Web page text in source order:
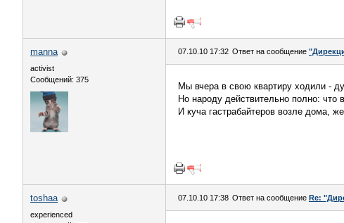
manna
activist
Сообщений: 375
07.10.10 17:32 Ответ на сообщение
Мы вчера в свою квартиру ходили -
Но народу действительно полно:
И куча гастрабайтеров возле дома,
toshaa
experienced
07.10.10 17:38 Ответ на сообщение Re: